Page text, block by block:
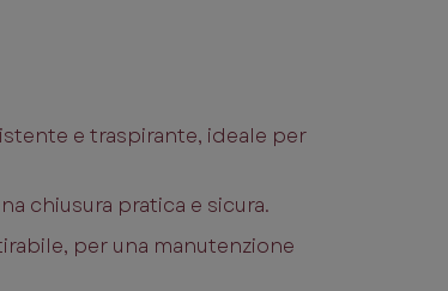
e traspirante, ideale per
chiusura pratica e sicura.
per una manutenzione